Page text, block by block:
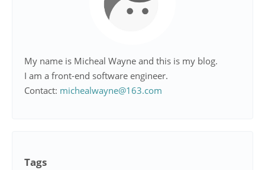
My name is Micheal Wayne and this is my blog.
I am a front-end software engineer.
Contact: michealwayne@163.com
Tags